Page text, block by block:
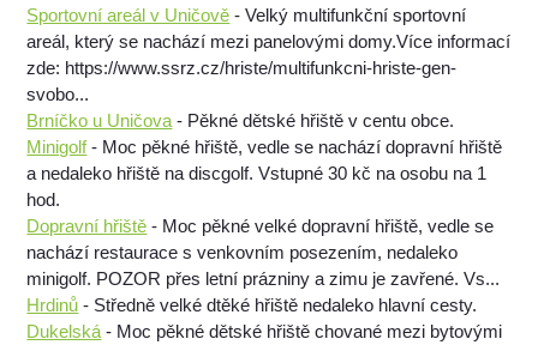
Sportovní areál v Uničově - Velký multifunkční sportovní
areál, který se nachází mezi panelovými domy.Více informací
zde: https://www.ssrz.cz/hriste/multifunkcni-hriste-gen-
svobo...
Brníčko u Uničova - Pěkné dětské hřiště v centu obce.
Minigolf- Moc pěkné hřiště, vedle se nachází dopravní hřiště
a nedaleko hřiště na discgolf. Vstupné 30 kč na osobu na 1
hod.
Dopravní hřiště - Moc pěkné velké dopravní hřiště, vedle se
nachází restaurace s venkovním posezením, nedaleko
minigolf. POZOR přes letní prázniny a zimu je zavřené. Vs...
Hrdinů - Středně velké dtěké hřiště nedaleko hlavní cesty.
Dukelská - Moc pěkné dětské hřiště chované mezi bytovými